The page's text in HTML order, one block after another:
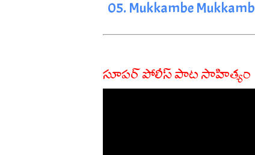
05. Mukkambe
సూపర్ పోలీస్ పాట సాహిత్యం